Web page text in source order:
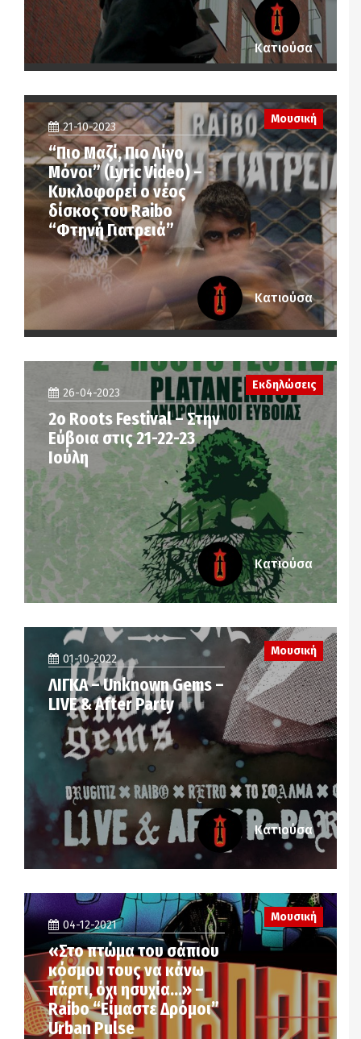
Κατιούσα
21-10-2023
“Πιο Μαζί, Πιο Λίγο
Μόνοι” (Lyric Video) –
Κυκλοφορεί ο νέος
δίσκος του Raibo
“Φτηνή Γιατρειά”
Μουσική
Κατιούσα
26-04-2023
2ο Roots Festival – Στην
Εύβοια στις 21-22-23
Ιούλη
Εκδηλώσεις
Κατιούσα
01-10-2022
ΛΙΓΚΑ – Unknown Gems –
LIVE & After Party
Μουσική
Κατιούσα
04-12-2021
«Στο πτώμα του σάπιου
κόσμου τους να κάνω
πάρτι, όχι ησυχία…» –
Raibo “Είμαστε Δρόμοι”
Urban Pulse
Μουσική